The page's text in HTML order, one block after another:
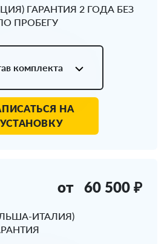
ГАРАНТИЯ 2 ГОДА БЕЗ
ПРОБЕГУ
комплекта
НА
УСТАНОВКУ
ИТАЛИЯ)
от 60 500 ₽